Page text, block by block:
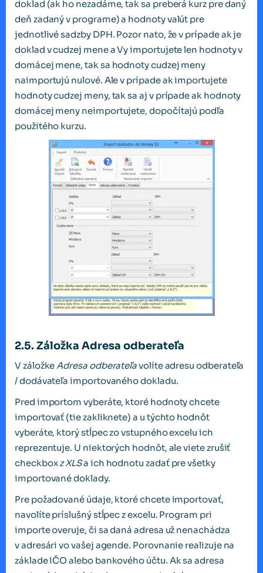
doklad (ak ho nezadáme, tak sa preberá kurz pre daný
deň zadaný v programe) a hodnoty valút pre
jednotlivé sadzby DPH. Pozor nato, že v prípade ak je
doklad v cudzej mene a Vy importujete len hodnoty v
domácej mene, tak sa hodnoty cudzej meny
naimportujú nulové. Ale v prípade ak importujete
hodnoty cudzej meny, tak sa aj v prípade ak hodnoty
domácej meny neimportujete, dopočítajú podľa
použitého kurzu.
2.5. Záložka Adresa odberateľa
V záložke Adresa odberateľavolíte adresu odberateľa
/ dodávateľa importovaného dokladu.
Pred importom vyberáte, ktoré hodnoty chcete
importovať (tie zakliknete) a u týchto hodnôt
vyberáte, ktorý stĺpec zo vstupného excelu ich
reprezentuje. U niektorých hodnôt, ale viete zrušiť
checkboxz XLSa ich hodnotu zadať pre všetky
importované doklady.
Pre požadované údaje, ktoré chcete importovať,
navolíte príslušný stĺpec z excelu. Program pri
importe overuje, či sa daná adresa už nenachádza
v adresári vo vašej agende. Porovnanie realizuje na
základe IČO alebo bankového účtu. Ak sa adresa